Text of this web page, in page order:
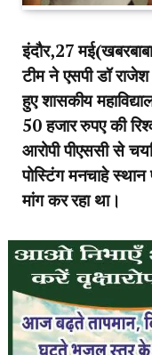
इंदौर,27
टीम ने एसपी डॉ
हुए शासकीय
50 हजार रुपए की
आरोपी पीएससी से
पोस्टिंग मनचाहे
मांग कर रहा था।